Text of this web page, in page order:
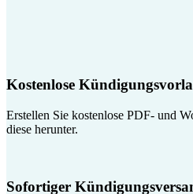
Kostenlose
Erstellen Sie kostenlose PDF- und
diese herunter.
Sofortiger